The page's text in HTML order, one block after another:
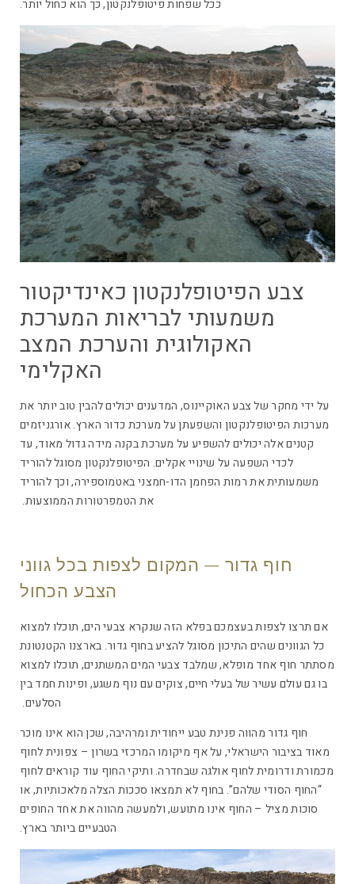
ככל שפחות פיטופלנקטון, כך הוא כחול יותר.
צבע הפיטופלנקטון כאינדיקטור
משמעותי לבריאות המערכת
האקולוגית והערכת המצב
האקלימי
על ידי מחקר של צבע האוקיינוס, המדענים יכולים להבין טוב יותר את
מערכות הפיטופלנקטון והשפעתן על מערכת כדור הארץ. אורגניזמים
קטנים אלה יכולים להשפיע על מערכת בקנה מידה גדול מאוד, עד
לכדי השפעה על שינויי אקלים. הפיטופלנקטון מסוגל להוריד
משמעותית את רמות הפחמן הדו-חמצני באטמוספירה, וכך להוריד
את הטמפרטורות הממוצעות.
חוף גדור – המקום לצפות בכל גווני
הצבע הכחול
אם תרצו לצפות בעצמכם בפלא הזה שנקרא צבעי הים, תוכלו למצוא
כל הגוונים שהים התיכון מסוגל להציע בחוף גדור. בארצנו הקטנטונת
מסתתר חוף אחד מופלא, שמלבד צבעי המים המשתנים, תוכלו למצוא
בו גם עולם עשיר של בעלי חיים, צוקים עם נוף משגע, ופינות חמד בין
הסלעים.
חוף גדור מהווה פנינת טבע ייחודית ומרהיבה, שכן הוא אינו מוכר
מאוד בציבור הישראלי, על אף מיקומו המרכזי בשרון – צפונית לחוף
מכמורת ודרומית לחוף אולגה שבחדרה. ותיקי החוף עוד קוראים לחוף
“החוף הסודי שלהם”. בחוף לא תמצאו סככות הצלה מלאכותיות, או
סוכות מציל – החוף אינו מתועש, ולמעשה מהווה את אחד החופים
הטבעיים ביותר בארץ.